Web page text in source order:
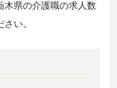
木県の介護職の求人数
い。